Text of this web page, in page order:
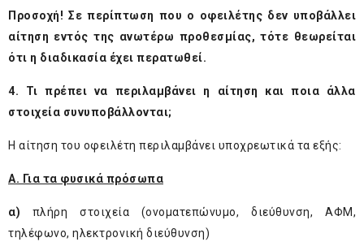
Προσοχή! Σε περίπτωση που ο οφειλέτης δεν υποβάλλει
αίτηση εντός της ανωτέρω προθεσμίας, τότε θεωρείται
ότι η διαδικασία έχει περατωθεί.
4. Τι πρέπει να περιλαμβάνει η αίτηση και ποια άλλα
στοιχεία συνυποβάλλονται;
Η αίτηση του οφειλέτη περιλαμβάνει υποχρεωτικά τα εξής:
Α. Για τα φυσικά πρόσωπα
α) πλήρη στοιχεία (ονοματεπώνυμο, διεύθυνση, ΑΦΜ,
τηλέφωνο, ηλεκτρονική διεύθυνση)